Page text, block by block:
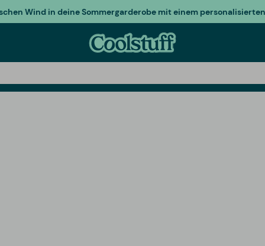
Wind in deine Sommergarderobe mit einem